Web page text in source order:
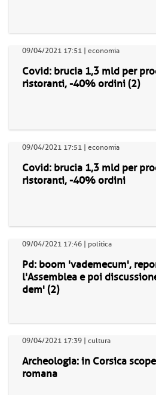
09/04/2021 17:51 | economia
Covid: brucia 1,3 mld per
ristoranti, -40% ordini (2)
09/04/2021 17:51 | economia
Covid: brucia 1,3 mld per
ristoranti, -40% ordini
09/04/2021 17:46 | politica
Pd: boom 'vademecum',
l'Assemblea e poi
dem' (2)
09/04/2021 17:39 | cultura
Archeologia: in Corsica
romana